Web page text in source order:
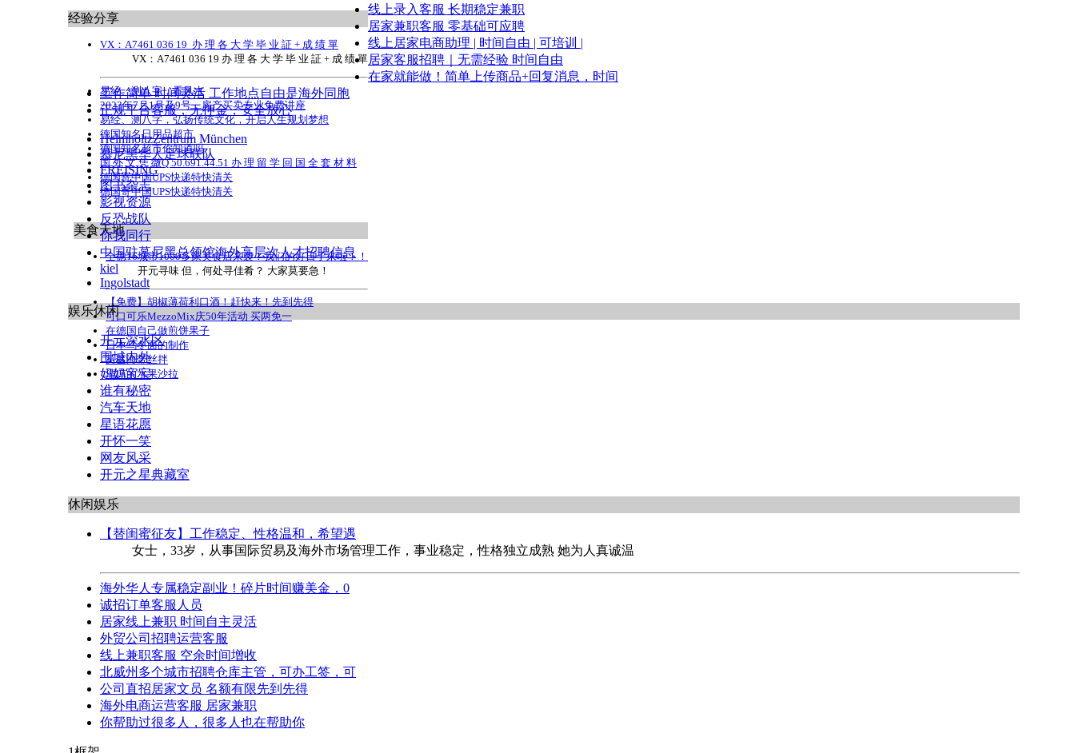
经验分享
VX：A7461 036 19 办 理 各 大 学 毕 业 証 + 成 绩 單
VX：A7461 036 19 办 理 各 大 学 毕 业 証 + 成 绩 單
易经、测八字，看风水
2023年7月1号及9号，房产买卖专业免费讲座
易经、测八字，弘扬传统文化，开启人生规划梦想
德国知名日用品超市
德国知名超市你知道吗
国 外 文 凭 微Q 50.691.44.51 办 理 留 学 回 国 全 套 材 料
德国寄中国UPS快递特快清关
德国寄中国UPS快递特快清关
美食天地
全德16城市1000多家美食店来袭！我们的好日子来啦！！
开元寻味 但，何处寻佳肴？ 大家莫要急！
【免费】胡椒薄荷利口酒！赶快来！先到先得
可口可乐MezzoMix庆50年活动 买两免一
在德国自己做煎饼果子
日本乌冬面的制作
莴苣海带丝拌
清凉的水果沙拉
线上录入客服 长期稳定兼职
居家兼职客服 零基础可应聘
线上居家电商助理 | 时间自由 | 可培训 |
居家客服招聘｜无需经验 时间自由
在家就能做！简单上传商品+回复消息，时间
工作简单 时间灵活 工作地点自由是海外同胞
正规平台客服，无押金，安全放心
HelmholtzZentrum München
慕尼黑华人足球联队
FREISING
图书杂志
影视资源
反恐战队
你我同行
中国驻慕尼黑总领馆海外高层次人才招聘信息
kiel
Ingolstadt
娱乐休闲
开元深水区
围城内外
妈妈宝宝
谁有秘密
汽车天地
星语花愿
开怀一笑
网友风采
开元之星典藏室
休闲娱乐
【替闺蜜征友】工作稳定、性格温和，希望遇
女士，33岁，从事国际贸易及海外市场管理工作，事业稳定，性格独立成熟 她为人真诚温
海外华人专属稳定副业！碎片时间赚美金，0
诚招订单客服人员
居家线上兼职 时间自主灵活
外贸公司招聘运营客服
线上兼职客服 空余时间增收
北威州多个城市招聘仓库主管，可办工签，可
公司直招居家文员 名额有限先到先得
海外电商运营客服 居家兼职
你帮助过很多人，很多人也在帮助你